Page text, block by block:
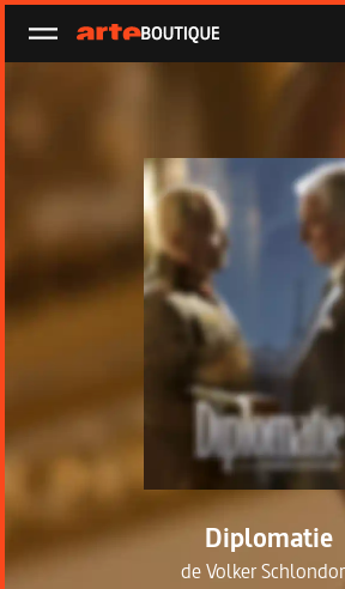
Ouvrir le menu
Diplomatie
deVolker